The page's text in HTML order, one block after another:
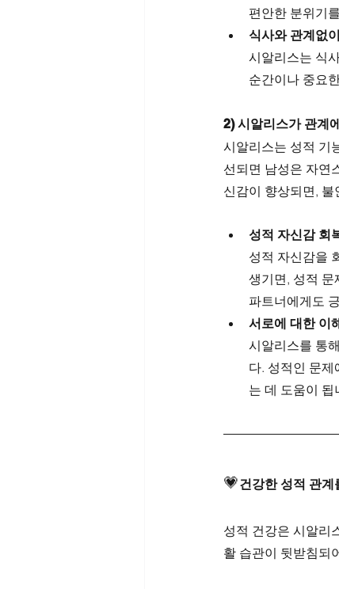
편안한 분위기
식사와 관계없
시알리스는 식
순간이나 중요
2) 시알리스가 관계
시알리스는 성적 기
선되면 남성은 자연
신감이 향상되면,
성적 자신감 회
성적 자신감을
생기면, 성적 문
파트너에게도
서로에 대한 이
시알리스를 통
다. 성적인 문
는 데 도움이
💗건강한 성적 관계
성적 건강은 시알리
활 습관이 뒷받침되